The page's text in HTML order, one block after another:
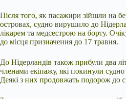
Після того, як пасажири зійшли на
островах, судно вирушило до
лікарем та медсестрою на борту.
до місця призначення до 17 травня.
До Нідерландів також прибули два
членами екіпажу, які покинули
Деякі з них продовжать подорож до